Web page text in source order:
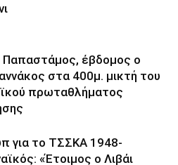
έβδομος ο
στα 400μ. μικτή του
πρωταθλήματος
για το ΤΣΣΚΑ 1948-
«Έτοιμος ο Λιβάι